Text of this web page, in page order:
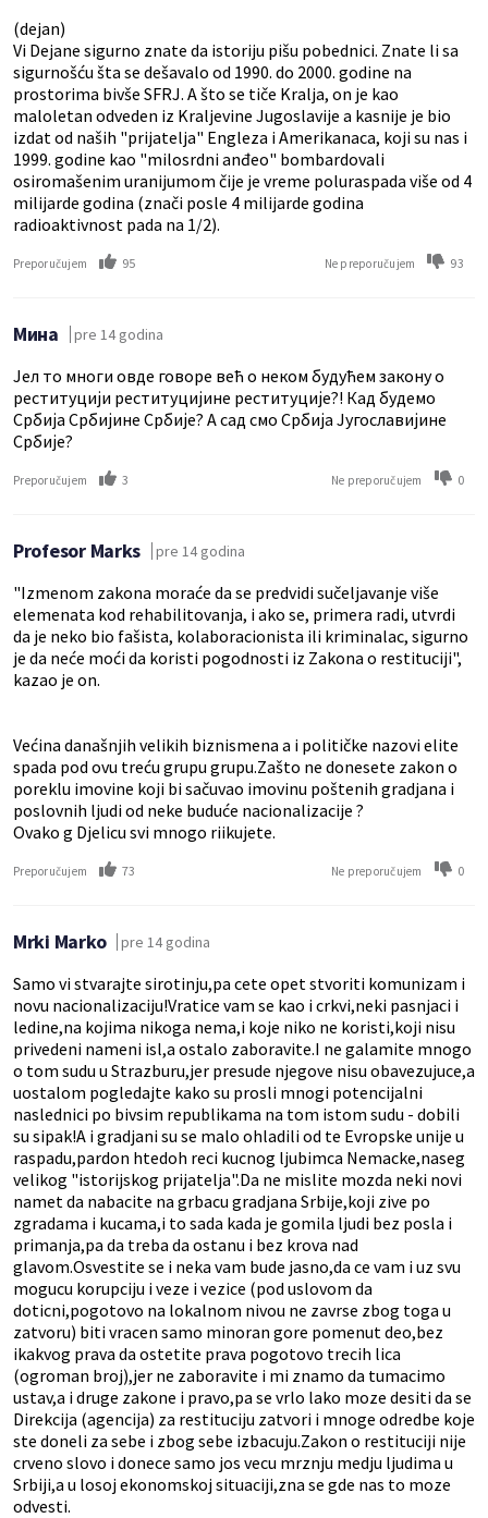
(dejan)
Vi Dejane sigurno znate da istoriju pišu pobednici. Znate li sa
sigurnošću šta se dešavalo od 1990. do 2000. godine na
prostorima bivše SFRJ. A što se tiče Kralja, on je kao
maloletan odveden iz Kraljevine Jugoslavije a kasnije je bio
izdat od naših "prijatelja" Engleza i Amerikanaca, koji su nas i
1999. godine kao "milosrdni anđeo" bombardovali
osiromašenim uranijumom čije je vreme poluraspada više od 4
milijarde godina (znači posle 4 milijarde godina
radioaktivnost pada na 1/2).
Preporučujem 95 Ne preporučujem 93
Mина pre 14 godina
Јел то многи овде говоре већ о неком будућем закону о
реституцији реституцијине реституције?! Кад будемо
Србија Србијине Србије? А сад смо Србија Југославијине
Србије?
Preporučujem 3 Ne preporučujem 0
Profesor Marks pre 14 godina
"Izmenom zakona moraće da se predvidi sučeljavanje više
elemenata kod rehabilitovanja, i ako se, primera radi, utvrdi
da je neko bio fašista, kolaboracionista ili kriminalac, sigurno
je da neće moći da koristi pogodnosti iz Zakona o restituciji",
kazao je on.
Većina današnjih velikih biznismena a i političke nazovi elite
spada pod ovu treću grupu grupu.Zašto ne donesete zakon o
poreklu imovine koji bi sačuvao imovinu poštenih gradjana i
poslovnih ljudi od neke buduće nacionalizacije ?
Ovako g Djelicu svi mnogo riikujete.
Preporučujem 73 Ne preporučujem 0
Mrki Marko pre 14 godina
Samo vi stvarajte sirotinju,pa cete opet stvoriti komunizam i
novu nacionalizaciju!Vratice vam se kao i crkvi,neki pasnjaci i
ledine,na kojima nikoga nema,i koje niko ne koristi,koji nisu
privedeni nameni isl,a ostalo zaboravite.I ne galamite mnogo
o tom sudu u Strazburu,jer presude njegove nisu obavezujuce,a
uostalom pogledajte kako su prosli mnogi potencijalni
naslednici po bivsim republikama na tom istom sudu - dobili
su sipak!A i gradjani su se malo ohladili od te Evropske unije u
raspadu,pardon htedoh reci kucnog ljubimca Nemacke,naseg
velikog "istorijskog prijatelja".Da ne mislite mozda neki novi
namet da nabacite na grbacu gradjana Srbije,koji zive po
zgradama i kucama,i to sada kada je gomila ljudi bez posla i
primanja,pa da treba da ostanu i bez krova nad
glavom.Osvestite se i neka vam bude jasno,da ce vam i uz svu
mogucu korupciju i veze i vezice (pod uslovom da
doticni,pogotovo na lokalnom nivou ne zavrse zbog toga u
zatvoru) biti vracen samo minoran gore pomenut deo,bez
ikakvog prava da ostetite prava pogotovo trecih lica
(ogroman broj),jer ne zaboravite i mi znamo da tumacimo
ustav,a i druge zakone i pravo,pa se vrlo lako moze desiti da se
Direkcija (agencija) za restituciju zatvori i mnoge odredbe koje
ste doneli za sebe i zbog sebe izbacuju.Zakon o restituciji nije
crveno slovo i donece samo jos vecu mrznju medju ljudima u
Srbiji,a u losoj ekonomskoj situaciji,zna se gde nas to moze
odvesti.